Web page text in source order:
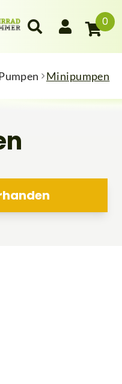
0
Minipumpen